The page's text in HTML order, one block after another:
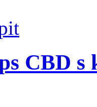
CBD s